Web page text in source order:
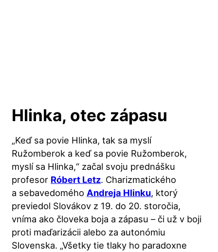
Hlinka, otec zápasu
„Keď sa povie Hlinka, tak sa myslí
Ružomberok a keď sa povie Ružomberok,
myslí sa Hlinka,“ začal svoju prednášku
profesor Róbert Letz. Charizmatického
a sebavedomého Andreja Hlinku, ktorý
previedol Slovákov z 19. do 20. storočia,
vníma ako človeka boja a zápasu – či už v boji
proti maďarizácii alebo za autonómiu
Slovenska. „Všetky tie tlaky ho paradoxne